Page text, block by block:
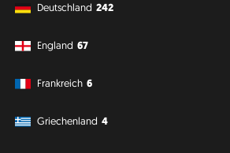
Deutschland 242
England 67
Frankreich 6
Griechenland 4